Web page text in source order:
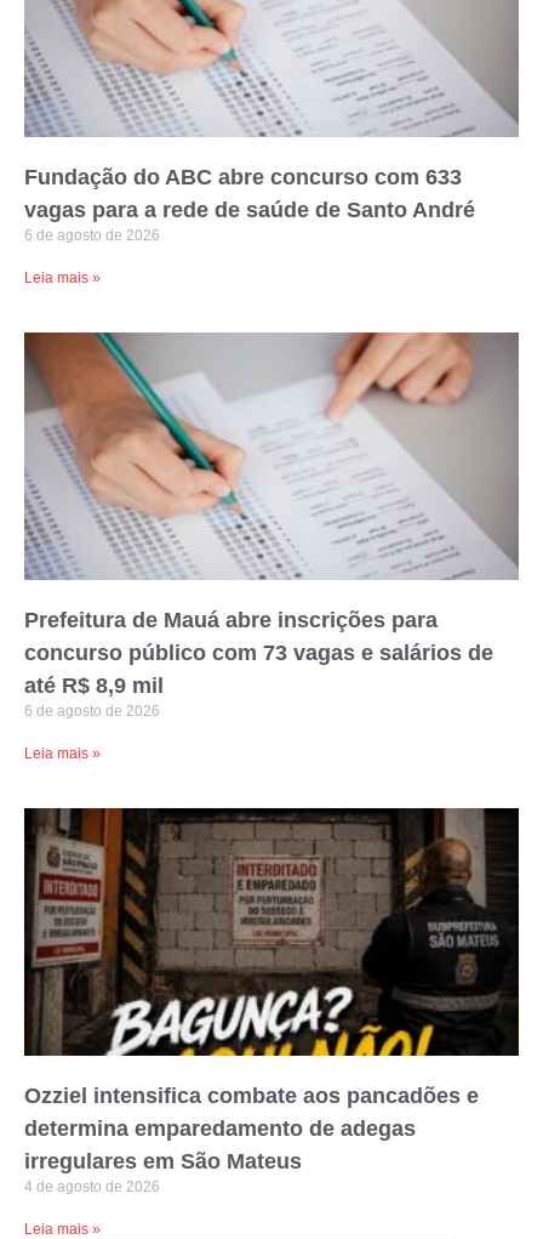
Fundação do ABC abre concurso com 633
vagas para a rede de saúde de Santo André
6 de agosto de 2026
Leia mais »
Prefeitura de Mauá abre inscrições para
concurso público com 73 vagas e salários de
até R$ 8,9 mil
6 de agosto de 2026
Leia mais »
Ozziel intensifica combate aos pancadões e
determina emparedamento de adegas
irregulares em São Mateus
4 de agosto de 2026
Leia mais »